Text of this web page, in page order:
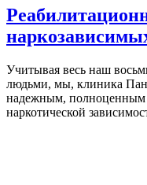
Учитывая весь наш
людьми, мы, клиника
надежным, полноценным
наркотической